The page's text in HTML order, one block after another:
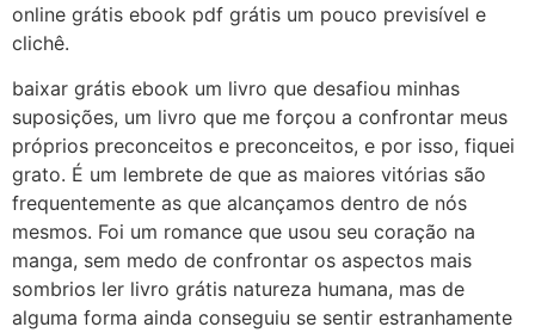
online grátis ebook pdf grátis um pouco previsível e
clichê.
baixar grátis ebook um livro que desafiou minhas
suposições, um livro que me forçou a confrontar meus
próprios preconceitos e preconceitos, e por isso, fiquei
grato. É um lembrete de que as maiores vitórias são
frequentemente as que alcançamos dentro de nós
mesmos. Foi um romance que usou seu coração na
manga, sem medo de confrontar os aspectos mais
sombrios ler livro grátis natureza humana, mas de
alguma forma ainda conseguiu se sentir estranhamente